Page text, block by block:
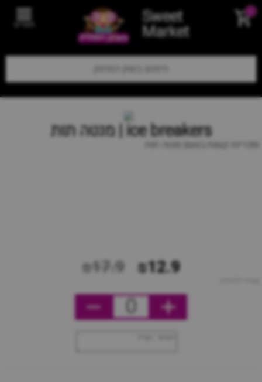
Sweet
Market תפריט
ice breakers | מנטה תות
סוכריות קשות בטעם מנטה תות
₪12.9
₪17.9
0